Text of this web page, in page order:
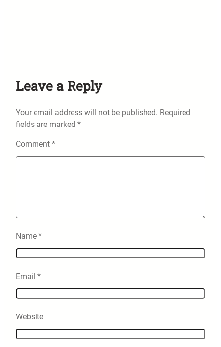
Leave a Reply
Your email address will not be published. Required
fields are marked *
Comment *
Name *
Email *
Website